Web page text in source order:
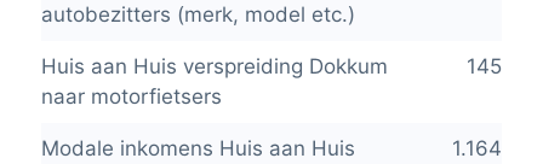
autobezitters (merk, model etc.)
Huis aan Huis verspreiding Dokkum
naar motorfietsers
145
Modale inkomens Huis aan Huis
1.164